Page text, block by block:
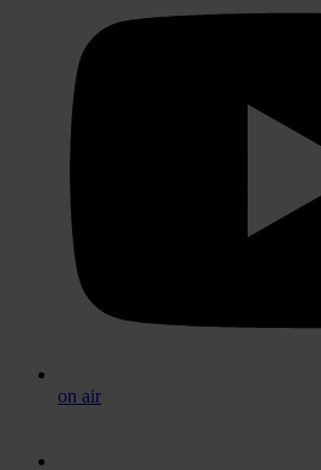
on air